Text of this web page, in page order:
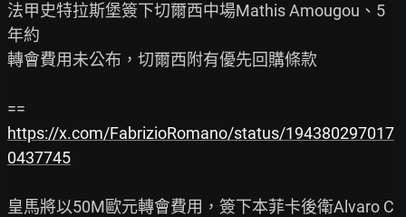
法甲史特拉斯堡簽下切爾西中場Mathis Amougou、5
年約
轉會費用未公布，切爾西附有優先回購條款
https://x.com/FabrizioRomano/status/194380297017
0437745
皇馬將以50M歐元轉會費用，簽下本菲卡後衛Alvaro C